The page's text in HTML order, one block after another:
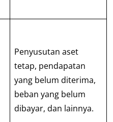
Penyusutan aset
tetap, pendapatan
yang belum diterima,
beban yang belum
dibayar, dan lainnya.